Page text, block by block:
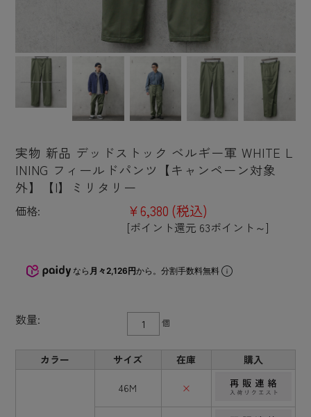
実物 新品 デッドストック ベルギー軍 WHITE L
INING フィールドパンツ【キャンペーン対象
外】【I】ミリタリー
価格: ¥6,380 (税込)
[ポイント還元 63ポイント～]
なら 月々2,126円から。分割手数料無料
数量: 個
カラー サイズ 在庫 購入
46M ×